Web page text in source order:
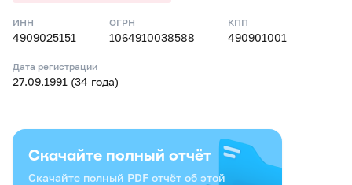
ИНН
4909025151
ОГРН
1064910038588
КПП
490901001
Дата регистрации
27.09.1991 (34 года)
Скачайте полный отчёт
Скачайте полный PDF отчёт об этой